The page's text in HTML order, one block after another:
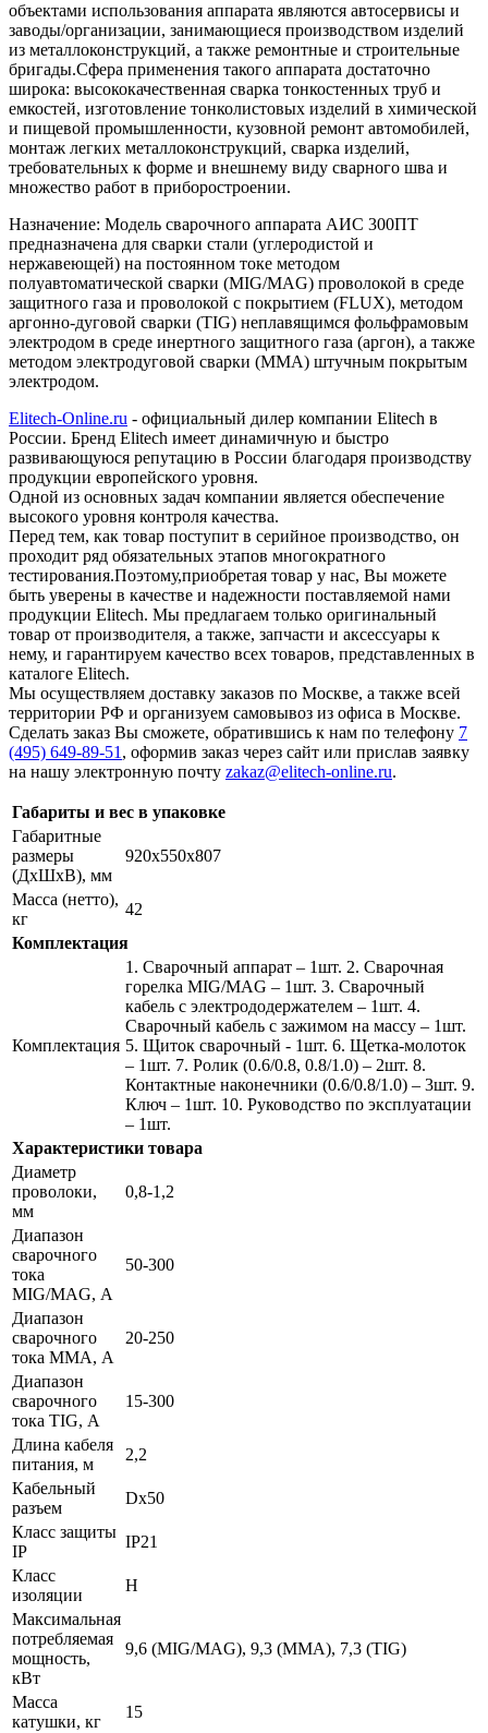
объектами использования аппарата являются автосервисы и
заводы/организации, занимающиеся производством изделий
из металлоконструкций, а также ремонтные и строительные
бригады.Сфера применения такого аппарата достаточно
широка: высококачественная сварка тонкостенных труб и
емкостей, изготовление тонколистовых изделий в химической
и пищевой промышленности, кузовной ремонт автомобилей,
монтаж легких металлоконструкций, сварка изделий,
требовательных к форме и внешнему виду сварного шва и
множество работ в приборостроении.
Назначение: Модель сварочного аппарата АИС 300ПТ
предназначена для сварки стали (углеродистой и
нержавеющей) на постоянном токе методом
полуавтоматической сварки (MIG/MAG) проволокой в среде
защитного газа и проволокой с покрытием (FLUX), методом
аргонно-дуговой сварки (TIG) неплавящимся фольфрамовым
электродом в среде инертного защитного газа (аргон), а также
методом электродуговой сварки (ММА) штучным покрытым
электродом.
Elitech-Online.ru - официальный дилер компании Elitech в
России. Бренд Elitech имеет динамичную и быстро
развивающуюся репутацию в России благодаря производству
продукции европейского уровня.
Одной из основных задач компании является обеспечение
высокого уровня контроля качества.
Перед тем, как товар поступит в серийное производство, он
проходит ряд обязательных этапов многократного
тестирования.Поэтому,приобретая товар у нас, Вы можете
быть уверены в качестве и надежности поставляемой нами
продукции Elitech. Мы предлагаем только оригинальный
товар от производителя, а также, запчасти и аксессуары к
нему, и гарантируем качество всех товаров, представленных в
каталоге Elitech.
Мы осуществляем доставку заказов по Москве, а также всей
территории РФ и организуем самовывоз из офиса в Москве.
Сделать заказ Вы сможете, обратившись к нам по телефону 7
(495) 649-89-51 , оформив заказ через сайт или прислав заявку
на нашу электронную почту zakaz@elitech-online.ru.
Габариты и вес в упаковке
Габаритные
размеры
(ДхШхВ), мм
920х550х807
Масса (нетто),
кг
42
Комплектация
Комплектация
1. Сварочный аппарат – 1шт. 2. Сварочная
горелка MIG/MAG – 1шт. 3. Сварочный
кабель с электрододержателем – 1шт. 4.
Сварочный кабель с зажимом на массу – 1шт.
5. Щиток сварочный - 1шт. 6. Щетка-молоток
– 1шт. 7. Ролик (0.6/0.8, 0.8/1.0) – 2шт. 8.
Контактные наконечники (0.6/0.8/1.0) – 3шт. 9.
Ключ – 1шт. 10. Руководство по эксплуатации
– 1шт.
Характеристики товара
Диаметр
проволоки,
мм
0,8-1,2
Диапазон
сварочного
тока
MIG/MAG, А
50-300
Диапазон
сварочного
тока MMA, А
20-250
Диапазон
сварочного
тока TIG, А
15-300
Длина кабеля
питания, м
2,2
Кабельный
разъем
Dх50
Класс защиты
IP
IP21
Класс
изоляции
Н
Максимальная
потребляемая
мощность,
кВт
9,6 (MIG/MAG), 9,3 (MMA), 7,3 (TIG)
Масса
катушки, кг
15